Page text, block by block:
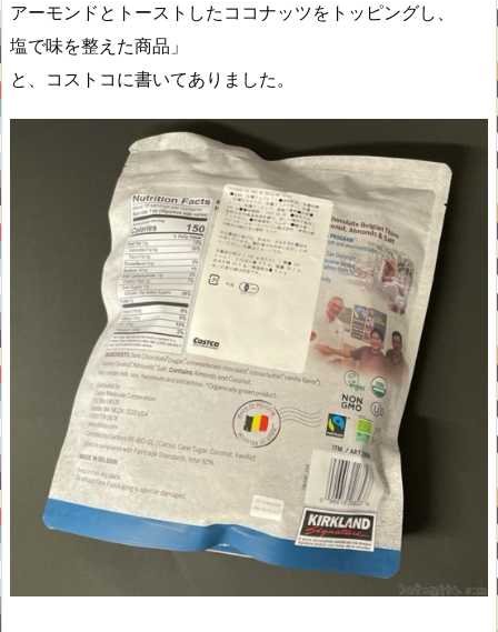
アーモンドとトーストしたココナッツをトッピングし、
塩で味を整えた商品」
と、コストコに書いてありました。